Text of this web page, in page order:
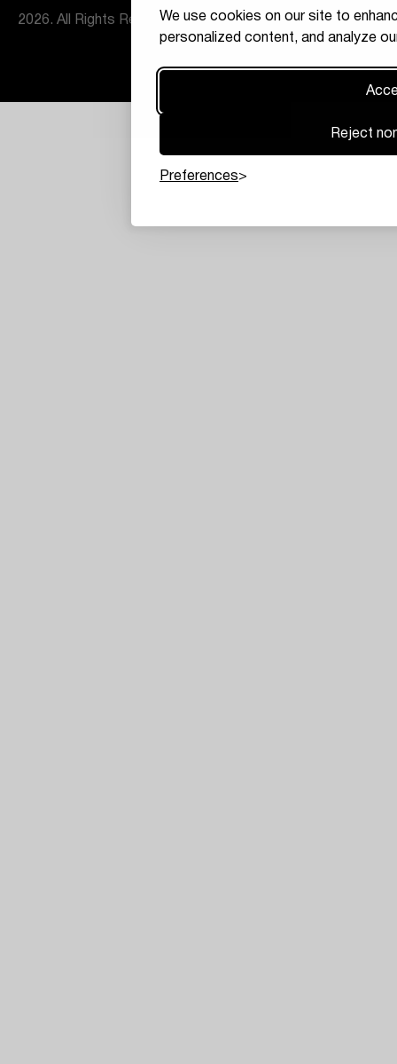
We use cookies on our site to
personalized content, and analyze
Reject
Preferences
2026. All Rights Reserved